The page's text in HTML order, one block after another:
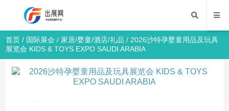
首页 / 国际展会 /家居/婴童/酒店/礼品 / 2026沙特孕婴童用品及玩具
展览会 KIDS & TOYS EXPO SAUDI ARABIA